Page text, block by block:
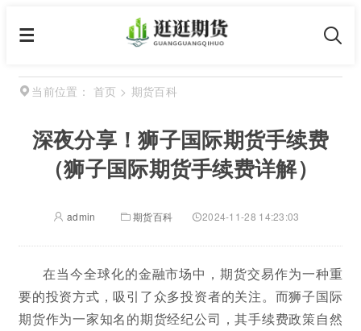
当前位置： 首页 > 期货百科
深夜分享！狮子国际期货手续费
（狮子国际期货手续费详解）
admin 期货百科 2024-11-28 14:23:03
在当今全球化的金融市场中，期货交易作为一种重
要的投资方式，吸引了众多投资者的关注。而狮子国际
期货作为一家知名的期货经纪公司，其手续费政策自然